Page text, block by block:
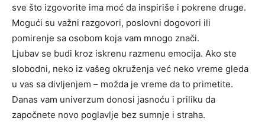
sve što izgovorite ima moć da inspiriše i pokrene druge.
Mogući su važni razgovori, poslovni dogovori ili
pomirenje sa osobom koja vam mnogo znači.
Ljubav se budi kroz iskrenu razmenu emocija. Ako ste
slobodni, neko iz vašeg okruženja već neko vreme gleda
u vas sa divljenjem – možda je vreme da to primetite.
Danas vam univerzum donosi jasnoću i priliku da
započnete novo poglavlje bez sumnje i straha.